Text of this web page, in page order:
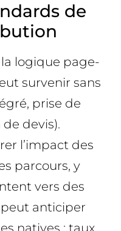
de
logique page-
survenir sans
prise de
devis).
l’impact des
parcours, y
vers des
peut anticiper
natives : taux